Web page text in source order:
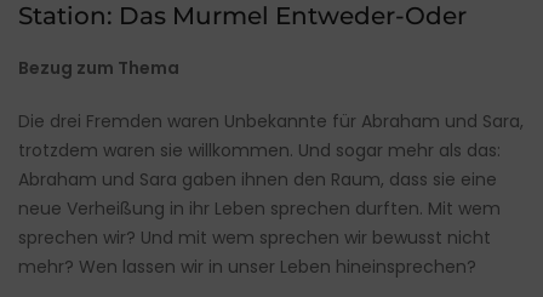
Station: Das Murmel Entweder-Oder
Bezug zum Thema
Die drei Fremden waren Unbekannte für Abraham und Sara,
trotzdem waren sie willkommen. Und sogar mehr als das:
Abraham und Sara gaben ihnen den Raum, dass sie eine
neue Verheißung in ihr Leben sprechen durften. Mit wem
sprechen wir? Und mit wem sprechen wir bewusst nicht
mehr? Wen lassen wir in unser Leben hineinsprechen?